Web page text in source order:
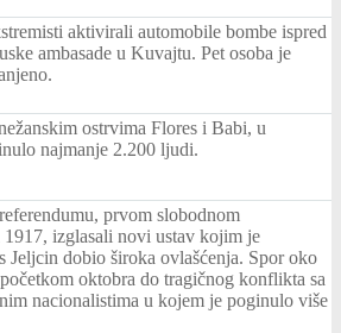
aktivirali automobile bombe ispred
ambasade u Kuvajtu. Pet osoba je
ostrvima Flores i Babi, u
najmanje 2.200 ljudi.
prvom slobodnom
izglasali novi ustav kojim je
Jeljcin dobio široka ovlašćenja. Spor oko
oktobra do tragičnog konflikta sa
nacionalistima u kojem je poginulo više